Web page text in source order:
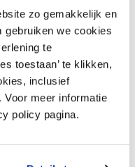
zo gemakkelijk en
gebruiken we cookies
te
toestaan’ te klikken,
inclusief
meer informatie
policy pagina.
ik van ondernemers
campagne’ en dat
groeit
bij MK Illumination